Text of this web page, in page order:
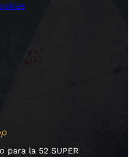
para la 52 SUPER